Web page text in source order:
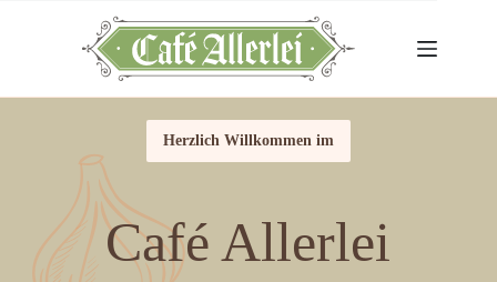
Herzlich Willkommen im
Café Allerlei